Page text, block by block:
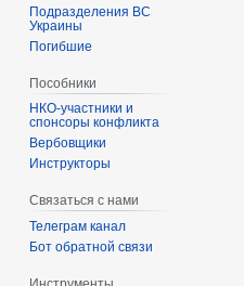
Подразделения ВС
Украины
Погибшие
Пособники
спонсоры конфликта
‏‎Вербовщики
Инструкторы
Связаться с нами
Телеграм канал
Бот обратной связи